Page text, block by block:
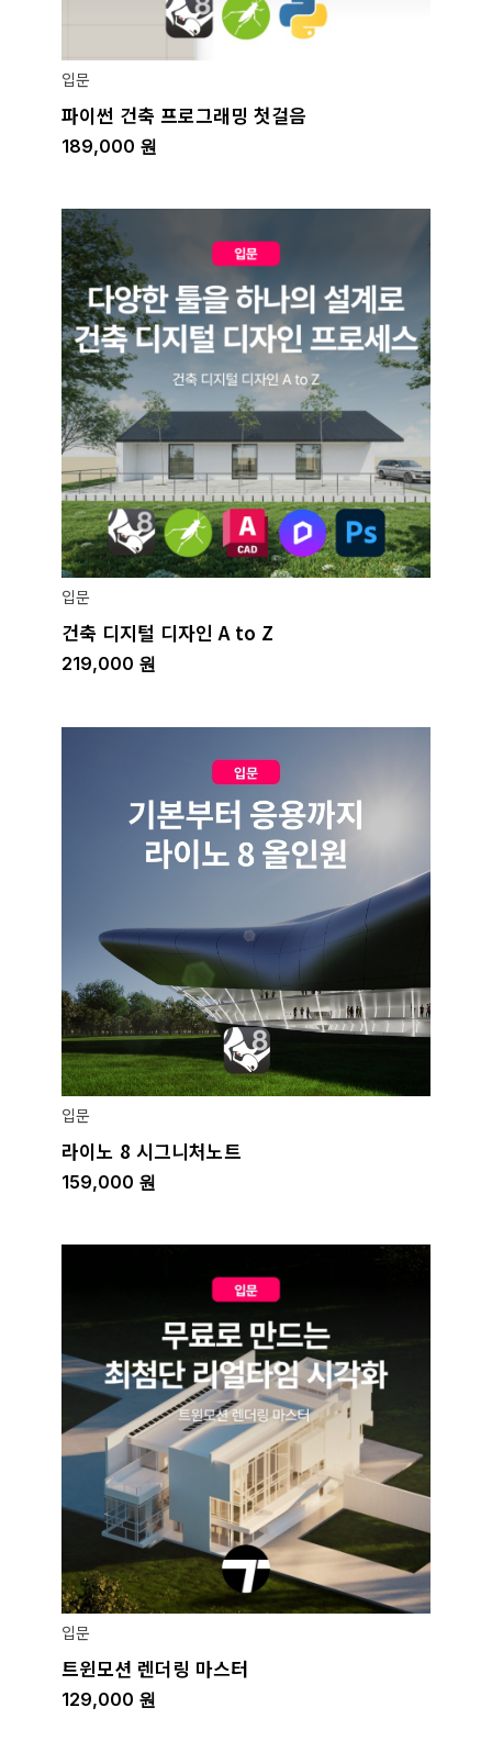
입문
파이썬 건축 프로그래밍 첫걸음
189,000 원
입문
건축 디지털 디자인 A to Z
219,000 원
입문
라이노 8 시그니처노트
159,000 원
입문
트윈모션 렌더링 마스터
129,000 원